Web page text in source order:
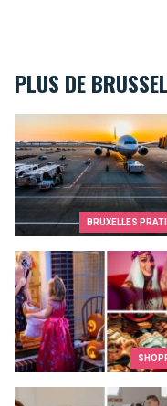
PLUS DE
BRUXELLES
Comment profiter de
Où trouver un
Prenez votre avenir en